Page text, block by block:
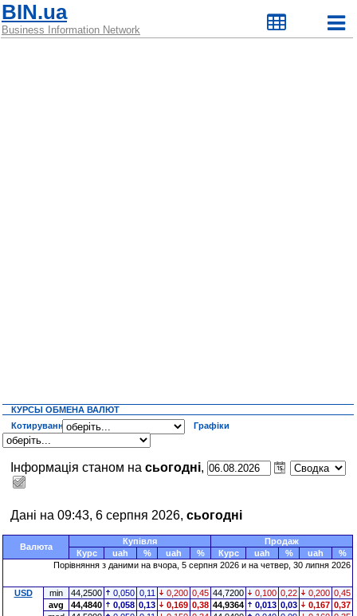
BIN.ua
Business Information Network
КУРСЫ ОБМЕНА ВАЛЮТ
Котирування
Графіки
Інформація станом насьогодні,
Дані на 09:43, 6 серпня 2026, сьогодні
Валюта
Купівля
Продаж
Курс
uah % uah % Курс uah % uah
%
Порівняння з даними на вчора , 5 серпня 2026 и на четвер, 30 липня 2026
USD min 44,2500 0,050 0,11 0,200 0,45 44,7200 0,100 0,22 0,200 0,45
avg
44,4840 0,058 0,13 0,169 0,38 44,9364 0,013 0,03 0,167 0,37